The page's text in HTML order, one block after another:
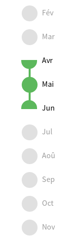
Fév
Mar
Avr
Mai
Jun
Jul
Aoû
Sep
Oct
Nov